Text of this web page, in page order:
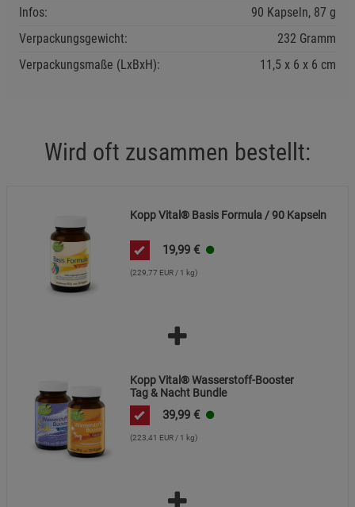
Infos:
90 Kapseln, 87 g
Verpackungsgewicht:
232 Gramm
Verpackungsmaße (LxBxH):
11,5 6 6 cm
Wird oft zusammen bestellt:
Kopp Vital® Basis Formula / 90 Kapseln
19,99 €
(229,77 EUR / 1 kg)
Kopp Vital® Wasserstoff-Booster
Tag & Nacht Bundle
39,99 €
(223,41 EUR / 1 kg)